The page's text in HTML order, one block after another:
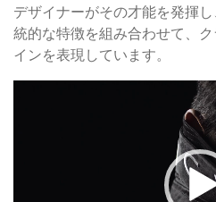
デザイナーがその才能を発揮
統的な特徴を組み合わせて、
インを表現しています。